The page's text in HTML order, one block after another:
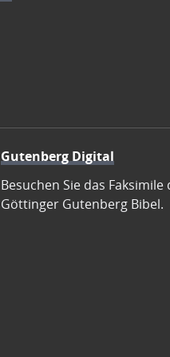
Gutenberg Digital
Besuchen Sie das Faksimile
Göttinger Gutenberg Bibel.